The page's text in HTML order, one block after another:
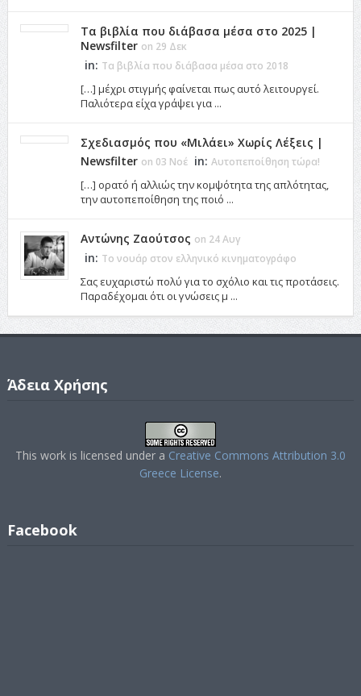
Τα βιβλία που διάβασα μέσα στο 2025 |
Newsfilter on 29 Δεκ
in: Τα βιβλία που διάβασα μέσα στο 2018
[…] μέχρι στιγμής φαίνεται πως αυτό λειτουργεί.
Παλιότερα είχα γράψει για ...
Σχεδιασμός που «Μιλάει» Χωρίς Λέξεις |
Newsfilter on 03 Νοέ in: Αυτοπεποίθηση τώρα!
[…] ορατό ή αλλιώς την κομψότητα της απλότητας,
την αυτοπεποίθηση της ποιό ...
Αντώνης Ζαούτσος on 24 Αυγ
in: Το νουάρ στον ελληνικό κινηματογράφο
Σας ευχαριστώ πολύ για το σχόλιο και τις προτάσεις.
Παραδέχομαι ότι οι γνώσεις μ ...
Άδεια Χρήσης
This work is licensed under a Creative Commons Attribution 3.0
Greece License.
Facebook